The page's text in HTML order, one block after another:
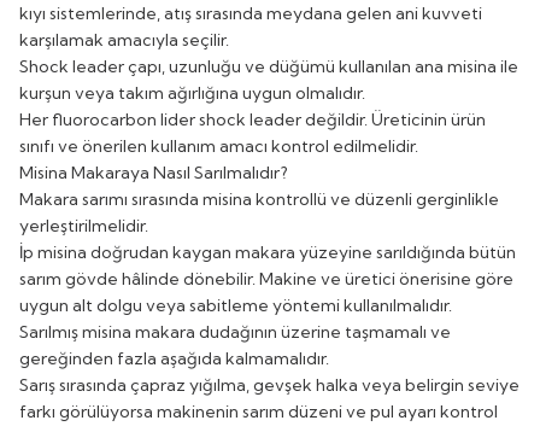
kıyı sistemlerinde, atış sırasında meydana gelen ani kuvveti
karşılamak amacıyla seçilir.
Shock leader çapı, uzunluğu ve düğümü kullanılan ana misina ile
kurşun veya takım ağırlığına uygun olmalıdır.
Her fluorocarbon lider shock leader değildir. Üreticinin ürün
sınıfı ve önerilen kullanım amacı kontrol edilmelidir.
Misina Makaraya Nasıl Sarılmalıdır?
Makara sarımı sırasında misina kontrollü ve düzenli gerginlikle
yerleştirilmelidir.
İp misina doğrudan kaygan makara yüzeyine sarıldığında bütün
sarım gövde hâlinde dönebilir. Makine ve üretici önerisine göre
uygun alt dolgu veya sabitleme yöntemi kullanılmalıdır.
Sarılmış misina makara dudağının üzerine taşmamalı ve
gereğinden fazla aşağıda kalmamalıdır.
Sarış sırasında çapraz yığılma, gevşek halka veya belirgin seviye
farkı görülüyorsa makinenin sarım düzeni ve pul ayarı kontrol